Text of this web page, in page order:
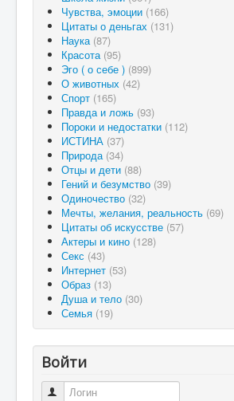
Чувства, эмоции (166)
Цитаты о деньгах (131)
Наука (87)
Красота (95)
Эго ( о себе ) (899)
О животных (42)
Спорт (165)
Правда и ложь (93)
Пороки и недостатки (112)
ИСТИНА (37)
Природа (34)
Отцы и дети (88)
Гений и безумство (39)
Одиночество (32)
Мечты, желания, реальность (69)
Цитаты об искусстве (57)
Актеры и кино (128)
Секс (43)
Интернет (53)
Образ (13)
Душа и тело (30)
Семья (19)
Войти
Логин